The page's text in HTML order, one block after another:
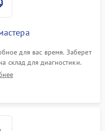
для вас время. Заберет
склад для диагностики.